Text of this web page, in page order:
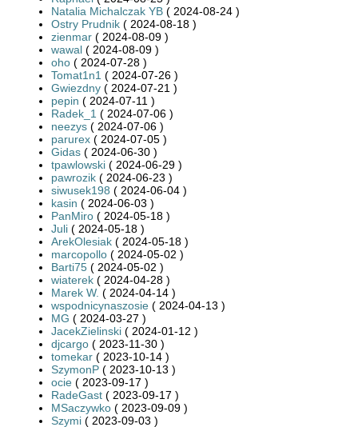
Natalia Michalczak YB ( 2024-08-24 )
Ostry Prudnik ( 2024-08-18 )
zienmar ( 2024-08-09 )
wawal ( 2024-08-09 )
oho ( 2024-07-28 )
Tomat1n1 ( 2024-07-26 )
Gwiezdny ( 2024-07-21 )
pepin ( 2024-07-11 )
Radek_1 ( 2024-07-06 )
neezys ( 2024-07-06 )
parurex ( 2024-07-05 )
Gidas ( 2024-06-30 )
tpawlowski ( 2024-06-29 )
pawrozik ( 2024-06-23 )
siwusek198 ( 2024-06-04 )
kasin ( 2024-06-03 )
PanMiro ( 2024-05-18 )
Juli ( 2024-05-18 )
ArekOlesiak ( 2024-05-18 )
marcopollo ( 2024-05-02 )
Barti75 ( 2024-05-02 )
wiaterek ( 2024-04-28 )
Marek W. ( 2024-04-14 )
wspodnicynaszosie ( 2024-04-13 )
MG ( 2024-03-27 )
JacekZielinski ( 2024-01-12 )
djcargo ( 2023-11-30 )
tomekar ( 2023-10-14 )
SzymonP ( 2023-10-13 )
ocie ( 2023-09-17 )
RadeGast ( 2023-09-17 )
MSaczywko ( 2023-09-09 )
Szymi ( 2023-09-03 )